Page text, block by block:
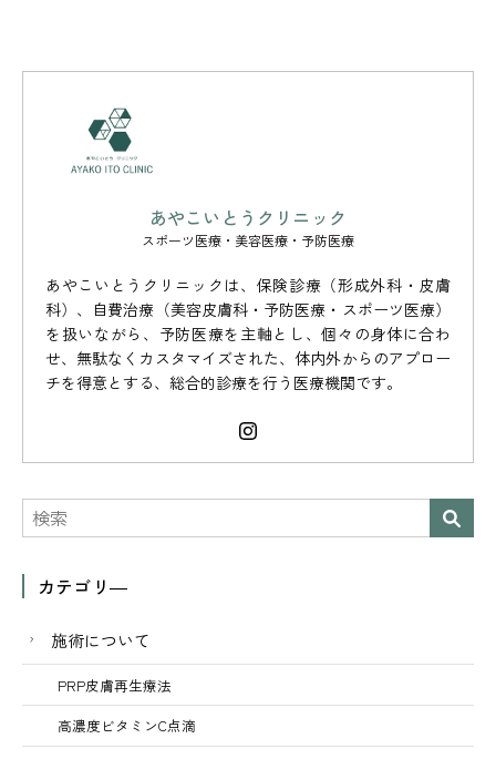
あやこいとうクリニック
スポーツ医療・美容医療・予防医療
あやこいとうクリニックは、保険診療（形成外科・皮膚
科）、自費治療（美容皮膚科・予防医療・スポーツ医療）
を扱いながら、予防医療を主軸とし、個々の身体に合わ
せ、無駄なくカスタマイズされた、体内外からのアプロー
チを得意とする、総合的診療を行う医療機関です。
カテゴリ―
施術について
PRP皮膚再生療法
高濃度ビタミンC点滴